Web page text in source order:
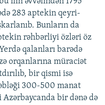
283 aptekin qeyri-
Bunların da
rəhbərliyi özləri öz
qalanları barədə
orqanlarına müraciət
bir qismi isə
300-500 manat
Azərbaycanda bir dənə də